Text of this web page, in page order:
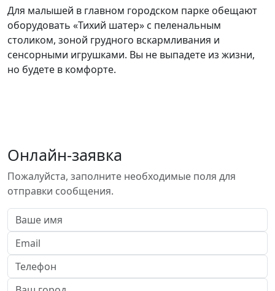
Для малышей в главном городском парке обещают
оборудовать «Тихий шатер» с пеленальным
столиком, зоной грудного вскармливания и
сенсорными игрушками. Вы не выпадете из жизни,
но будете в комфорте.
Онлайн-заявка
Пожалуйста, заполните необходимые поля для
отправки сообщения.